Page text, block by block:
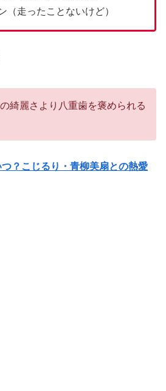
（走ったことないけど）
綺麗さより八重歯を褒められる
？こじるり・青柳美扇との熱愛